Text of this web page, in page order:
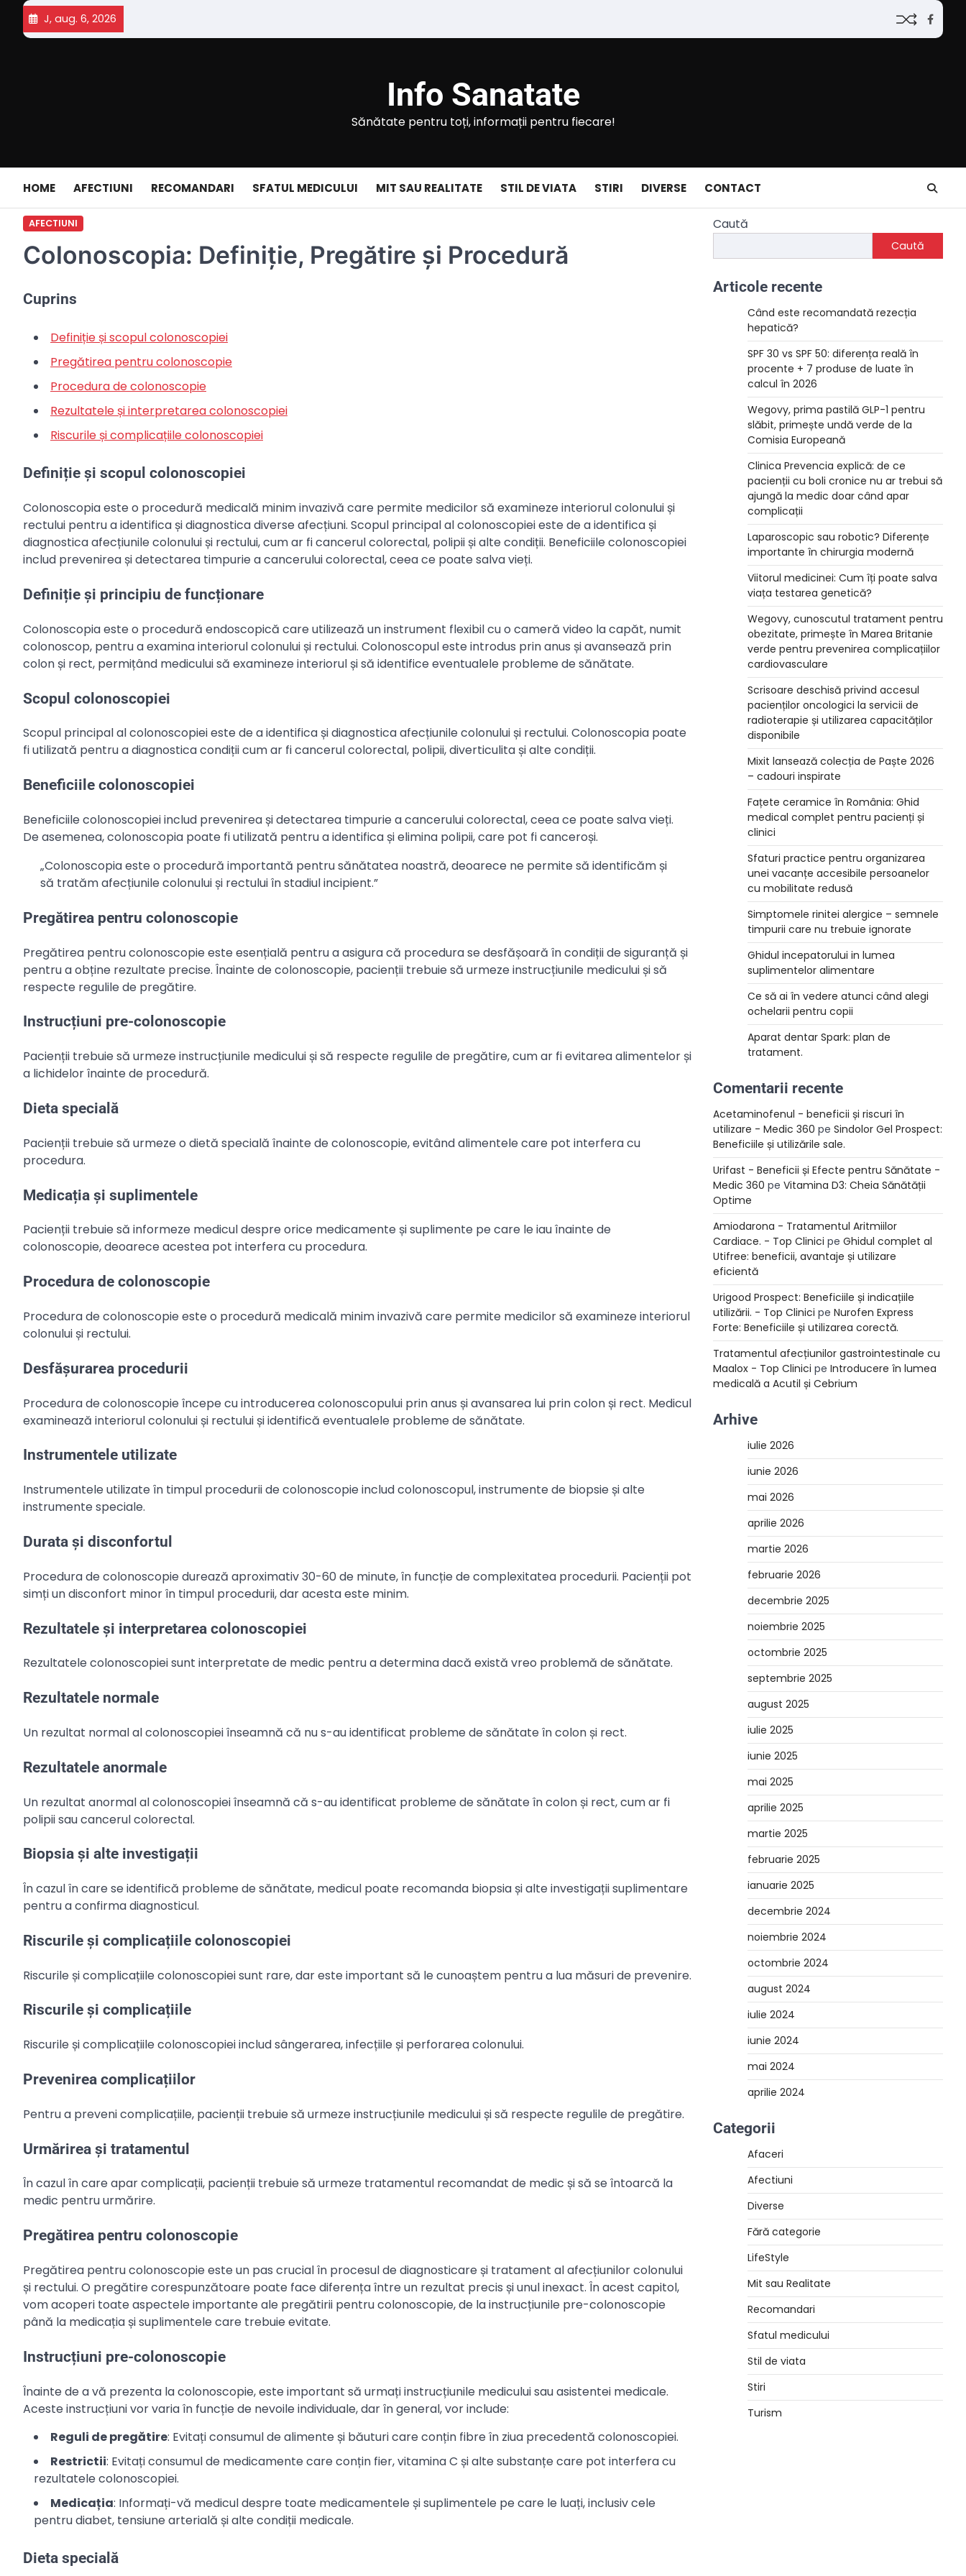
content
J, aug. 6, 2026
Info Sanatate
Sănătate pentru toți, informații pentru fiecare!
HOME AFECTIUNI RECOMANDARI SFATUL MEDICULUI MIT SAU REALITATE STIL DE VIATA STIRI DIVERSE CONTACT
AFECTIUNI
Colonoscopia: Definiție, Pregătire și Procedură
Cuprins
Definiție și scopul colonoscopiei
Pregătirea pentru colonoscopie
Procedura de colonoscopie
Rezultatele și interpretarea colonoscopiei
Riscurile și complicațiile colonoscopiei
Definiție și scopul colonoscopiei
Colonoscopia este o procedură medicală minim invazivă care permite medicilor să examineze interiorul colonului și
rectului pentru a identifica și diagnostica diverse afecțiuni. Scopul principal al colonoscopiei este de a identifica și
diagnostica afecțiunile colonului și rectului, cum ar fi cancerul colorectal, polipii și alte condiții. Beneficiile colonoscopiei
includ prevenirea și detectarea timpurie a cancerului colorectal, ceea ce poate salva vieți.
Definiție și principiu de funcționare
Colonoscopia este o procedură endoscopică care utilizează un instrument flexibil cu o cameră video la capăt, numit
colonoscop, pentru a examina interiorul colonului și rectului. Colonoscopul este introdus prin anus și avansează prin
colon și rect, permițând medicului să examineze interiorul și să identifice eventualele probleme de sănătate.
Scopul colonoscopiei
Scopul principal al colonoscopiei este de a identifica și diagnostica afecțiunile colonului și rectului. Colonoscopia poate
fi utilizată pentru a diagnostica condiții cum ar fi cancerul colorectal, polipii, diverticulita și alte condiții.
Beneficiile colonoscopiei
Beneficiile colonoscopiei includ prevenirea și detectarea timpurie a cancerului colorectal, ceea ce poate salva vieți.
De asemenea, colonoscopia poate fi utilizată pentru a identifica și elimina polipii, care pot fi canceroși.
„Colonoscopia este o procedură importantă pentru sănătatea noastră, deoarece ne permite să identificăm și
să tratăm afecțiunile colonului și rectului în stadiul incipient.”
Pregătirea pentru colonoscopie
Pregătirea pentru colonoscopie este esențială pentru a asigura că procedura se desfășoară în condiții de siguranță și
pentru a obține rezultate precise. Înainte de colonoscopie, pacienții trebuie să urmeze instrucțiunile medicului și să
respecte regulile de pregătire.
Instrucțiuni pre-colonoscopie
Pacienții trebuie să urmeze instrucțiunile medicului și să respecte regulile de pregătire, cum ar fi evitarea alimentelor și
a lichidelor înainte de procedură.
Dieta specială
Pacienții trebuie să urmeze o dietă specială înainte de colonoscopie, evitând alimentele care pot interfera cu
procedura.
Medicația și suplimentele
Pacienții trebuie să informeze medicul despre orice medicamente și suplimente pe care le iau înainte de
colonoscopie, deoarece acestea pot interfera cu procedura.
Procedura de colonoscopie
Procedura de colonoscopie este o procedură medicală minim invazivă care permite medicilor să examineze interiorul
colonului și rectului.
Desfășurarea procedurii
Procedura de colonoscopie începe cu introducerea colonoscopului prin anus și avansarea lui prin colon și rect. Medicul
examinează interiorul colonului și rectului și identifică eventualele probleme de sănătate.
Instrumentele utilizate
Instrumentele utilizate în timpul procedurii de colonoscopie includ colonoscopul, instrumente de biopsie și alte
instrumente speciale.
Durata și disconfortul
Procedura de colonoscopie durează aproximativ 30-60 de minute, în funcție de complexitatea procedurii. Pacienții pot
simți un disconfort minor în timpul procedurii, dar acesta este minim.
Rezultatele și interpretarea colonoscopiei
Rezultatele colonoscopiei sunt interpretate de medic pentru a determina dacă există vreo problemă de sănătate.
Rezultatele normale
Un rezultat normal al colonoscopiei înseamnă că nu s-au identificat probleme de sănătate în colon și rect.
Rezultatele anormale
Un rezultat anormal al colonoscopiei înseamnă că s-au identificat probleme de sănătate în colon și rect, cum ar fi
polipii sau cancerul colorectal.
Biopsia și alte investigații
În cazul în care se identifică probleme de sănătate, medicul poate recomanda biopsia și alte investigații suplimentare
pentru a confirma diagnosticul.
Riscurile și complicațiile colonoscopiei
Riscurile și complicațiile colonoscopiei sunt rare, dar este important să le cunoaștem pentru a lua măsuri de prevenire.
Riscurile și complicațiile
Riscurile și complicațiile colonoscopiei includ sângerarea, infecțiile și perforarea colonului.
Prevenirea complicațiilor
Pentru a preveni complicațiile, pacienții trebuie să urmeze instrucțiunile medicului și să respecte regulile de pregătire.
Urmărirea și tratamentul
În cazul în care apar complicații, pacienții trebuie să urmeze tratamentul recomandat de medic și să se întoarcă la
medic pentru urmărire.
Pregătirea pentru colonoscopie
Pregătirea pentru colonoscopie este un pas crucial în procesul de diagnosticare și tratament al afecțiunilor colonului
și rectului. O pregătire corespunzătoare poate face diferența între un rezultat precis și unul inexact. În acest capitol,
vom acoperi toate aspectele importante ale pregătirii pentru colonoscopie, de la instrucțiunile pre-colonoscopie
până la medicația și suplimentele care trebuie evitate.
Instrucțiuni pre-colonoscopie
Înainte de a vă prezenta la colonoscopie, este important să urmați instrucțiunile medicului sau asistentei medicale.
Aceste instrucțiuni vor varia în funcție de nevoile individuale, dar în general, vor include:
Reguli de pregătire: Evitați consumul de alimente și băuturi care conțin fibre în ziua precedentă colonoscopiei.
Restrictii: Evitați consumul de medicamente care conțin fier, vitamina C și alte substanțe care pot interfera cu
rezultatele colonoscopiei.
Medicația: Informați-vă medicul despre toate medicamentele și suplimentele pe care le luați, inclusiv cele
pentru diabet, tensiune arterială și alte condiții medicale.
Dieta specială
Caută
Caută
Articole recente
Când este recomandată rezecția
hepatică?
SPF 30 vs SPF 50: diferența reală în
procente + 7 produse de luate în
calcul în 2026
Wegovy, prima pastilă GLP-1 pentru
slăbit, primește undă verde de la
Comisia Europeană
Clinica Prevencia explică: de ce
pacienții cu boli cronice nu ar trebui să
ajungă la medic doar când apar
complicații
Laparoscopic sau robotic? Diferențe
importante în chirurgia modernă
Viitorul medicinei: Cum îți poate salva
viața testarea genetică?
Wegovy, cunoscutul tratament pentru
obezitate, primește în Marea Britanie
verde pentru prevenirea complicațiilor
cardiovasculare
Scrisoare deschisă privind accesul
pacienților oncologici la servicii de
radioterapie și utilizarea capacităților
disponibile
Mixit lansează colecția de Paște 2026
– cadouri inspirate
Fațete ceramice în România: Ghid
medical complet pentru pacienți și
clinici
Sfaturi practice pentru organizarea
unei vacanțe accesibile persoanelor
cu mobilitate redusă
Simptomele rinitei alergice – semnele
timpurii care nu trebuie ignorate
Ghidul incepatorului in lumea
suplimentelor alimentare
Ce să ai în vedere atunci când alegi
ochelarii pentru copii
Aparat dentar Spark: plan de
tratament.
Comentarii recente
Acetaminofenul - beneficii și riscuri în
utilizare - Medic 360 pe Sindolor Gel Prospect:
Beneficiile și utilizările sale.
Urifast - Beneficii și Efecte pentru Sănătate -
Medic 360 pe Vitamina D3: Cheia Sănătății
Optime
Amiodarona - Tratamentul Aritmiilor
Cardiace. - Top Clinici pe Ghidul complet al
Utifree: beneficii, avantaje și utilizare
eficientă
Urigood Prospect: Beneficiile și indicațiile
utilizării. - Top Clinici pe Nurofen Express
Forte: Beneficiile și utilizarea corectă.
Tratamentul afecțiunilor gastrointestinale cu
Maalox - Top Clinici pe Introducere în lumea
medicală a Acutil și Cebrium
Arhive
iulie 2026
iunie 2026
mai 2026
aprilie 2026
martie 2026
februarie 2026
decembrie 2025
noiembrie 2025
octombrie 2025
septembrie 2025
august 2025
iulie 2025
iunie 2025
mai 2025
aprilie 2025
martie 2025
februarie 2025
ianuarie 2025
decembrie 2024
noiembrie 2024
octombrie 2024
august 2024
iulie 2024
iunie 2024
mai 2024
aprilie 2024
Categorii
Afaceri
Afectiuni
Diverse
Fără categorie
LifeStyle
Mit sau Realitate
Recomandari
Sfatul medicului
Stil de viata
Stiri
Turism